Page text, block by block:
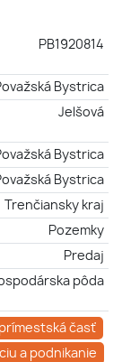
PB1920814
Bystrica
Jelšová
Bystrica
Bystrica
Trenčiansky kraj
Pozemky
Predaj
pôda
prímestská časť
a podnikanie